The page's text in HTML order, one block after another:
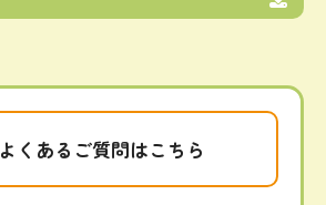
よくあるご質問はこちら